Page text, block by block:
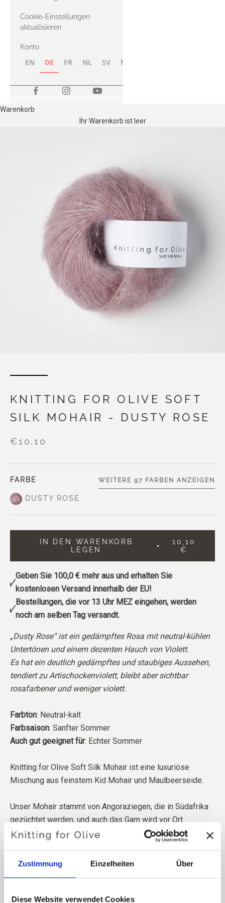
Zustimmung Einzelheiten Über
Diese Website verwendet Cookies
Cookie-Einstellungen
aktualisieren
Konto
EN DE FR NL SV NB
Warenkorb
Ihr Warenkorb ist leer
KNITTING FOR OLIVE SOFT
SILK MOHAIR - DUSTY ROSE
€10,10
FARBE
DUSTY ROSE
WEITERE 97 FARBEN ANZEIGEN
IN DEN WARENKORB
LEGEN
10,10
€
Geben Sie 100,0 €mehr aus und erhalten Sie
kostenlosen Versand innerhalb der EU!
Bestellungen, die vor 13 Uhr MEZ eingehen, werden
noch am selben Tag versandt.
„Dusty Rose“ ist ein gedämpftes Rosa mit neutral-kühlen
Untertönen und einem dezenten Hauch von Violett.
Es hat ein deutlich gedämpftes und staubiges Aussehen,
tendiert zu Artischockenviolett, bleibt aber sichtbar
rosafarbener und weniger violett.
Farbton: Neutral-kalt
Farbsaison: Sanfter Sommer
Auch gut geeignet für: Echter Sommer
Knitting for Olive Soft Silk Mohair ist eine luxuriöse
Mischung aus feinstem Kid Mohair und Maulbeerseide.
Unser Mohair stammt von Angoraziegen, die in Südafrika
gezüchtet werden, und auch das Garn wird vor Ort
hergestellt. Unsere Garne lassen sich bis zu den
einzelnen Farmen zurückverfolgen, was bedeutet, dass
wir genau wissen, von welchen Farmen, Bauern und
Unser gesamtes Mohair ist von unabhängiger Seite nach